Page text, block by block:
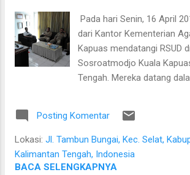
Pada hari Senin, 16 April
dari Kantor Kementerian
Kapuas mendatangi RSUD
Sosroatmodjo Kuala
Tengah. Mereka datang
Syifa menjadi masjid. Pihak
agama menjelaskan bahwa
syarat yang bersifat fisik,
harus memastikan bahwa
Posting Komentar
Lokasi: Jl. Tambun Bungai, Kec. Selat,
Kalimantan Tengah, Indonesia
BACA SELENGKAPNYA